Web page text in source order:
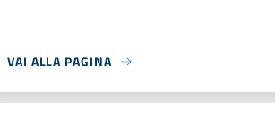
VAI ALLA PAGINA